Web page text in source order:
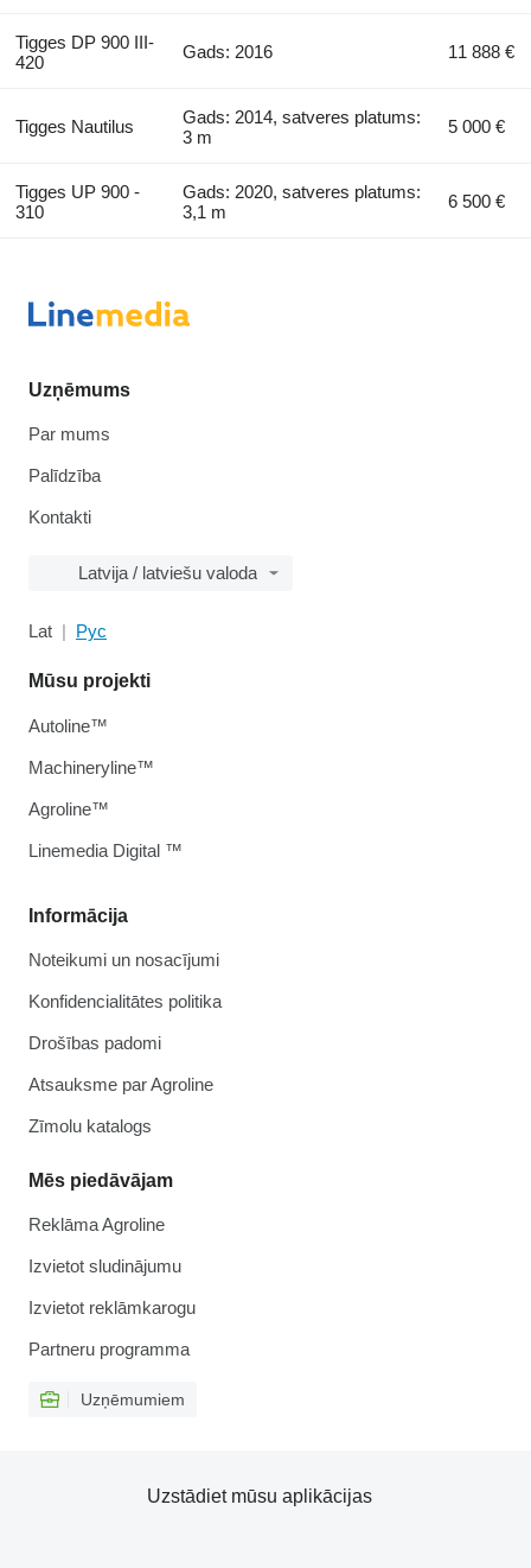
Tigges DP 900 III-
420
Gads: 2016 11 888 €
Tigges Nautilus
Gads: 2014, satveres platums:
3 m
5 000 €
Tigges UP 900 -
310
Gads: 2020, satveres platums:
3,1 m
6 500 €
Uzņēmums
Par mums
Palīdzība
Kontakti
Latvija / latviešu valoda
Lat Рус
Informācija
Noteikumi un nosacījumi
Konfidencialitātes politika
Drošības padomi
Atsauksme par Agroline
Zīmolu katalogs
Mēs piedāvājam
Reklāma Agroline
Izvietot sludinājumu
Izvietot reklāmkarogu
Partneru programma
Uzņēmumiem
Mūsu projekti
Autoline™
Machineryline™
Agroline™
Linemedia Digital ™
Uzstādiet mūsu aplikācijas